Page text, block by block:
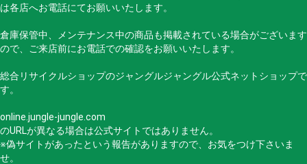
は各店へお電話にてお願いいたします。
倉庫保管中、メンテナンス中の商品も掲載されている場合がございます
ので、ご来店前にお電話での確認をお願いいたします。
総合リサイクルショップのジャングルジャングル公式ネットショップで
す。
online.jungle-jungle.com
のURLが異なる場合は公式サイトではありません。
※偽サイトがあったという報告がありますので、お気をつけ下さいま
せ。